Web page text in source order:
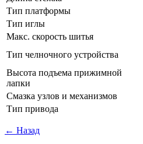
Тип платформы
Тип иглы
Макс. скорость шитья
Тип челночного устройства
Высота подъема прижимной
лапки
Смазка узлов и механизмов
Тип привода
← Назад